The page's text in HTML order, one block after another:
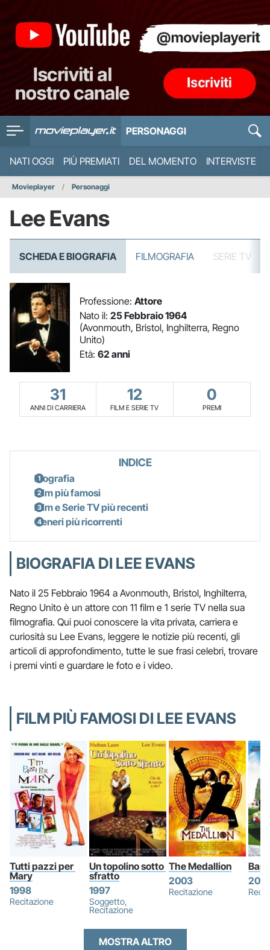
PERSONAGGI
NATI OGGI PIÙ PREMIATI DEL MOMENTO INTERVISTE
Movieplayer Personaggi
Lee Evans
SCHEDA E BIOGRAFIA FILMOGRAFIA SERIE TV
Professione: Attore
Nato il: 25 Febbraio 1964
(Avonmouth, Bristol, Inghilterra, Regno
Unito)
Età: 62 anni
31
ANNI DI CARRIERA
12
FILM E SERIE TV
0
PREMI
INDICE
Biografia
Film più famosi
Film e Serie TV più recenti
Generi più ricorrenti
BIOGRAFIA DI LEE EVANS
Nato il 25 Febbraio 1964 a Avonmouth, Bristol, Inghilterra,
Regno Unito è un attore con 11 film e 1 serie TV nella sua
filmografia. Qui puoi conoscere la vita privata, carriera e
curiosità su Lee Evans, leggere le notizie più recenti, gli
articoli di approfondimento, tutte le sue frasi celebri, trovare
i premi vinti e guardare le foto e i video.
FILM PIÙ FAMOSI DI LEE EVANS
Tutti pazzi per
Mary
1998
Recitazione
Un topolino sotto
sfratto
1997
Soggetto,
Recitazione
The Medallion
2003
Recitazione
MOSTRA ALTRO